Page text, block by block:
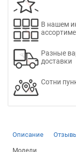
В нашем
Разные
доставки
Сотни
Описание
Модели